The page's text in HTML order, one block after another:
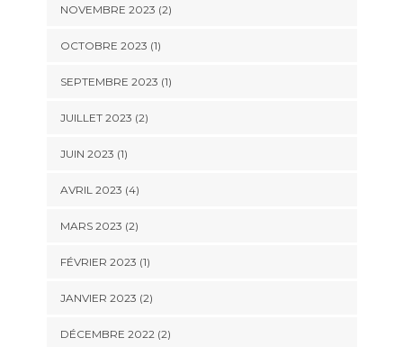
NOVEMBRE 2023 (2)
OCTOBRE 2023 (1)
SEPTEMBRE 2023 (1)
JUILLET 2023 (2)
JUIN 2023 (1)
AVRIL 2023 (4)
MARS 2023 (2)
FÉVRIER 2023 (1)
JANVIER 2023 (2)
DÉCEMBRE 2022(2)